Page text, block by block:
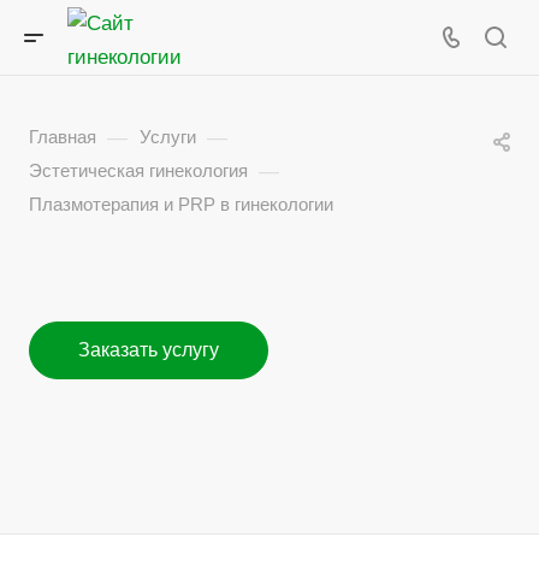
Главная — Услуги —
Эстетическая гинекология —
Плазмотерапия и PRP в гинекологии
Заказать услугу